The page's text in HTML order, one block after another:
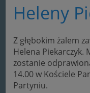
Heleny
Z głębokim żalem
Helena Piekarczyk.
zostanie
14.00 w Kościele
Partyniu.